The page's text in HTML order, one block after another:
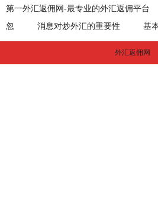
第一外汇返佣网-最专业的外汇返佣平台
忽
消息对炒外汇的重要性 基
外汇返佣网